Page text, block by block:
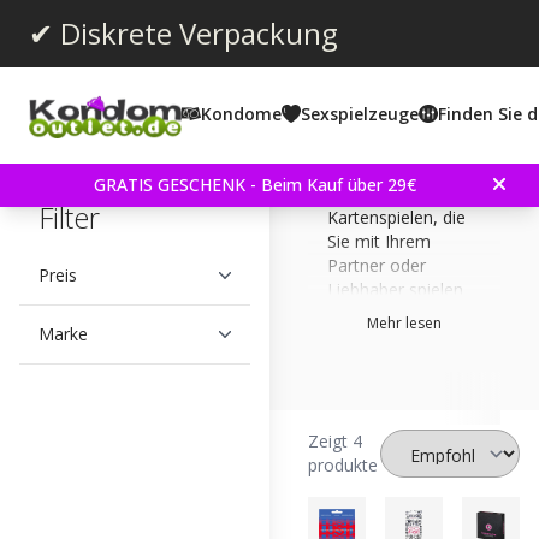
✔ Diskrete Verpackung
Kondome Sexspielzeuge Finden Sie
GRATIS GESCHENK - Beim Kauf über 29€
Filter
Preis
Marke
unser Angebot an
erotischen
Kartenspielen, die
Sie mit Ihrem
Partner oder
Liebhaber spielen
können. Die
zueinander. Es gibt
unterschiedliche
Arten von
Kartenspielen, wie
zum Beispiel eine
Mehr lesen
Zeigt 4
produkte